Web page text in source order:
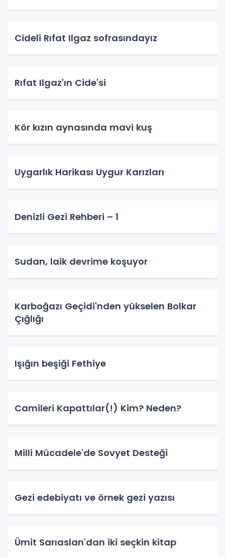
Cideli Rıfat Ilgaz sofrasındayız
Rıfat Ilgaz'ın Cide'si
Kör kızın aynasında mavi kuş
Uygarlık Harikası Uygur Karızları
Denizli Gezi Rehberi – 1
Sudan, laik devrime koşuyor
Karboğazı Geçidi'nden yükselen Bolkar
Çığlığı
Işığın beşiği Fethiye
Camileri Kapattılar(!) Kim? Neden?
Milli Mücadele'de Sovyet Desteği
Gezi edebiyatı ve örnek gezi yazısı
Ümit Sarıaslan'dan iki seçkin kitap